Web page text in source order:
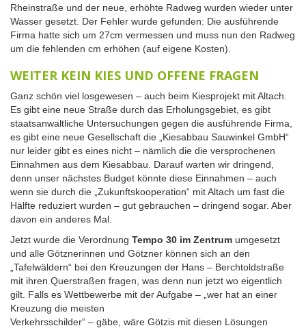
Rheinstraße und der neue, erhöhte Radweg wurden wieder unter
Wasser gesetzt. Der Fehler wurde gefunden: Die ausführende
Firma hatte sich um 27cm vermessen und muss nun den Radweg
um die fehlenden cm erhöhen (auf eigene Kosten).
WEITER KEIN KIES UND OFFENE FRAGEN
Ganz schön viel losgewesen – auch beim Kiesprojekt mit Altach.
Es gibt eine neue Straße durch das Erholungsgebiet, es gibt
staatsanwaltliche Untersuchungen gegen die ausführende Firma,
es gibt eine neue Gesellschaft die „Kiesabbau Sauwinkel GmbH“
nur leider gibt es eines nicht – nämlich die die versprochenen
Einnahmen aus dem Kiesabbau. Darauf warten wir dringend,
denn unser nächstes Budget könnte diese Einnahmen – auch
wenn sie durch die „Zukunftskooperation“ mit Altach um fast die
Hälfte reduziert wurden – gut gebrauchen – dringend sogar. Aber
davon ein anderes Mal.
Jetzt wurde die Verordnung Tempo 30 im Zentrum umgesetzt
und alle Götznerinnen und Götzner können sich an den
„Tafelwäldern“ bei den Kreuzungen der Hans – Berchtoldstraße
mit ihren Querstraßen fragen, was denn nun jetzt wo eigentlich
gilt. Falls es Wettbewerbe mit der Aufgabe – „wer hat an einer
Kreuzung die meisten
Verkehrsschilder“ – gäbe, wäre Götzis mit diesen Lösungen